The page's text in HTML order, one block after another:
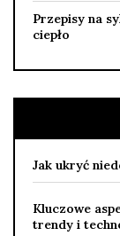
Przepisy na
ciepło
Jak ukryć
Kluczowe
trendy i